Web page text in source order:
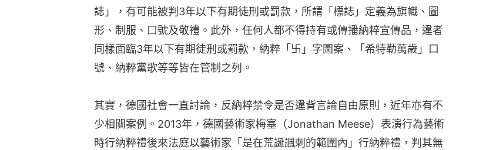
誌」，有可能被判3年以下有期徒刑或罰款，所謂「標誌」定義為旗幟、圖
形、制服、口號及敬禮。此外，任何人都不得持有或傳播納粹宣傳品，違者
同樣面臨3年以下有期徒刑或罰款，納粹「卐」字圖案、「希特勒萬歲」口
號、納粹黨歌等等皆在管制之列。
其實，德國社會一直討論，反納粹禁令是否違背言論自由原則，近年亦有不
少相關案例。2013年，德國藝術家梅塞（Jonathan Meese）表演行為藝術
時行納粹禮後來法庭以藝術家「是在荒誕諷刺的範圍內」行納粹禮，判其無